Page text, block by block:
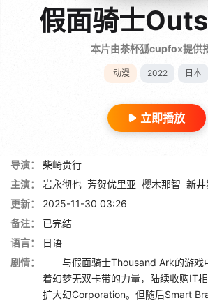
假面骑士
本片由茶杯狐cupfox提供
动漫 2022 日本
立即播放
导演：
柴崎贵行
主演：
岩永彻也 芳贺优里亚 樱木那智 新井
更新：
2025-11-30 03:26
备注：
已完结
语言：
日语
剧情：
与假面骑士Thousand Ark的游戏
着幻梦无双卡带的力量，陆续收购IT相
扩大幻Corporation。但随后Smart